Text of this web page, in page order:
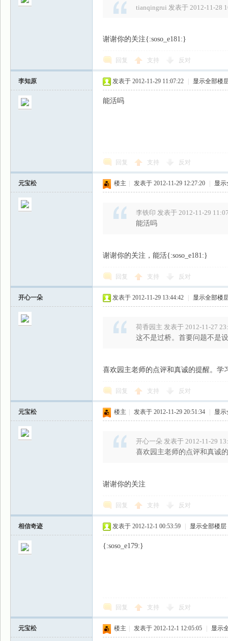
tianqingrui 发表于 2012-11-28
谢谢你的关注{:soso_e181:}
回复 支持 反对
李知原 发表于 2012-11-29 11:07:22 显示全部楼
能活吗
回复 支持 反对
元宝松 楼主 发表于 2012-11-29 12:27:20 显
李铁印 发表于 2012-11-29
能活吗
谢谢你的关注，能活{:soso_e181:}
回复 支持 反对
开心一朵 发表于 2012-11-29 13:44:42 显示全部楼
荷香园主 发表于 2012-11-27
这不是过桥。首要问题不是
喜欢园主老师的点评和真诚的提醒。学
回复 支持 反对
元宝松 楼主 发表于 2012-11-29 20:51:34 显
开心一朵 发表于 2012-11-29
喜欢园主老师的点评和真诚
谢谢你的关注
回复 支持 反对
相信奇迹 发表于 2012-12-1 00:53:59 显示全部楼层
{:soso_e179:}
回复 支持 反对
元宝松 楼主 发表于 2012-12-1 12:05:05 显示